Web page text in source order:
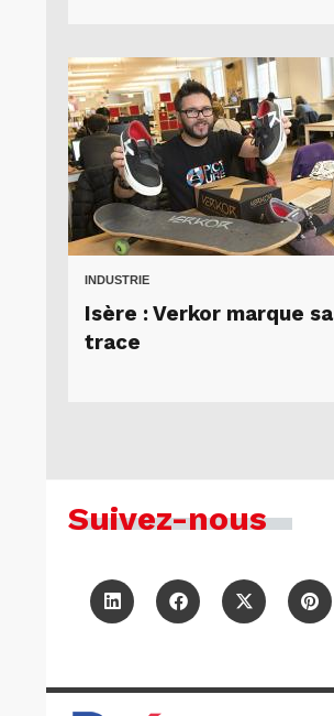
INDUSTRIE
Isère : Verkor marque sa
trace
Suivez-nous